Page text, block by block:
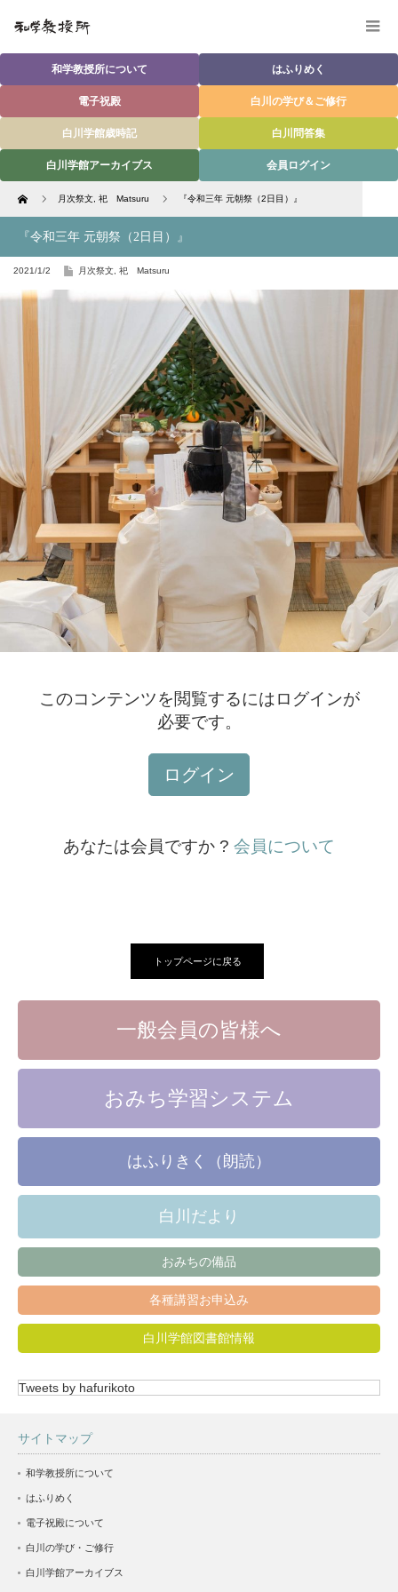
和学教授所について はふりめく
電子祝殿 白川の学び＆ご修行
白川学館歳時記 白川問答集
白川学館アーカイブス 会員ログイン
Home 月次祭文 祀 Matsuru 『令和三年 元朝祭（2日目）』
『令和三年 元朝祭（2日目）』
2021/1/2 月次祭文 祀 Matsuru
このコンテンツを閲覧するにはログインが
必要です。
ログイン
あなたは会員ですか ? 会員について
トップページに戻る
一般会員の皆様へ
おみち学習システム
はふりきく（朗読）
白川だより
おみちの備品
各種講習お申込み
白川学館図書館情報
Tweets by hafurikoto
サイトマップ
和学教授所について
はふりめく
電子祝殿について
白川の学び・ご修行
白川学館アーカイブス